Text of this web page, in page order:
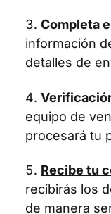
Completa
información
detalles de
equipo de
procesará tu
Recibe tu
recibirás los
de manera